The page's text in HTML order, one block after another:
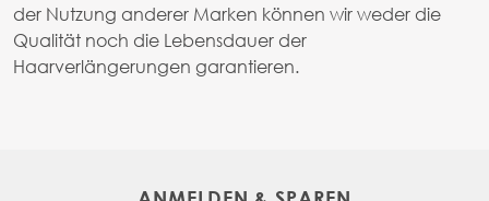
der Nutzung anderer Marken können wir weder die
Qualität noch die Lebensdauer der
Haarverlängerungen garantieren.